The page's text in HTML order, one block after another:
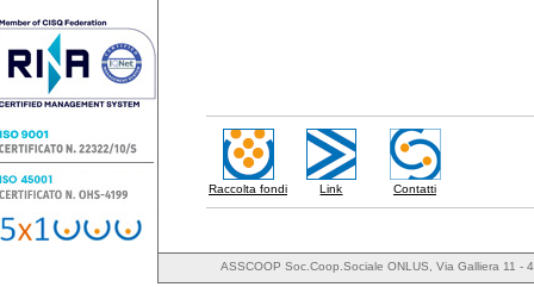
Raccolta fondi Link Contatti
ASSCOOP Soc.Coop.Sociale ONLUS, Via Galliera 11 -